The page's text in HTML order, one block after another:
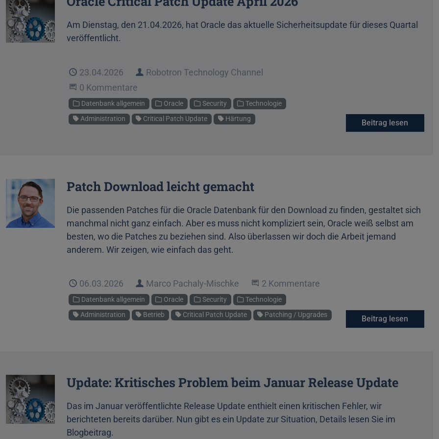
Am Dienstag, den 21.04.2026, hat Oracle das aktuelle Sicherheitsupdate für dieses Quartal
veröffentlicht.
Veröffentlicht
23.04.2026 Autor
Robotron Technology Channel
Beginne eine Unterhaltung
0 Kommentare
Kategorien
Datenbank allgemein Oracle Security Technologie
Schlagworte
Administration Critical Patch Update Härtung Beitrag lesen
Patch Download leicht gemacht
Die passenden Patches für die Oracle Datenbank für den Download zu finden, gestaltet sich
manchmal nicht ganz einfach. Aber es muss nicht kompliziert sein, Oracle weiß selbst am
besten, wo die Patches zu beziehen sind. Also überlassen wir doch die Arbeit jemand
anderem. Wir zeigen, wie einfach das geht.
Veröffentlicht
06.03.2026 Autor
Marco Pachaly-Mischke An der Unterhaltung teilnehmen
2 Kommentare
Kategorien
Datenbank allgemein Oracle Security Technologie
Schlagworte
Administration Betrieb Critical Patch Update Patching / Upgrades Beitrag lesen
Update: Kritisches Problem beim Januar Release Update
Das im Januar veröffentlichte Release Update enthielt einen kritischen Fehler, wir
berichteten bereits darüber. Nun gibt es ein Update zur Situation, Details lesen Sie im
Blogbeitrag.